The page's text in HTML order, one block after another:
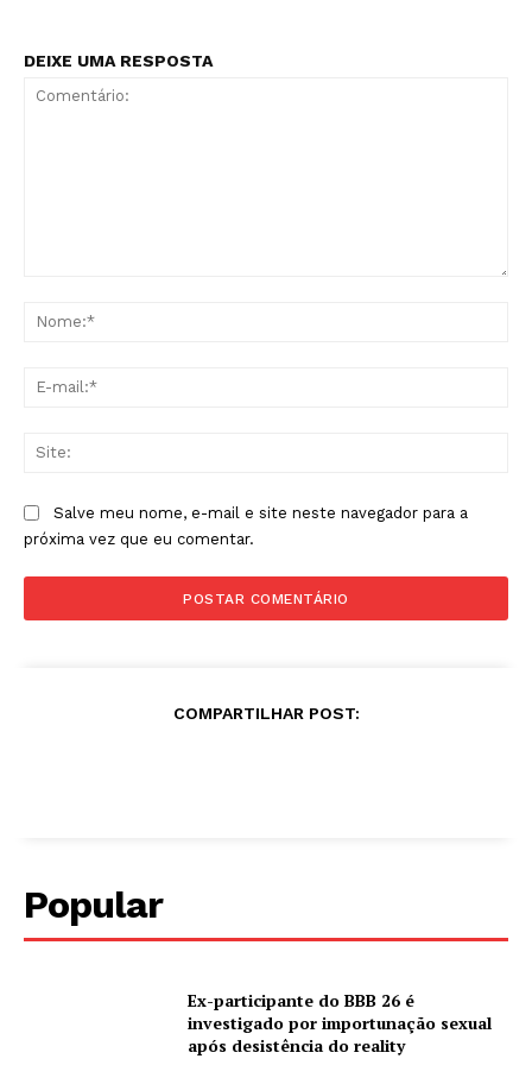
DEIXE UMA RESPOSTA
Salve meu nome, e-mail e site neste navegador para a
próxima vez que eu comentar.
COMPARTILHAR POST:
Popular
Ex-participante do BBB 26 é
investigado por importunação sexual
após desistência do reality